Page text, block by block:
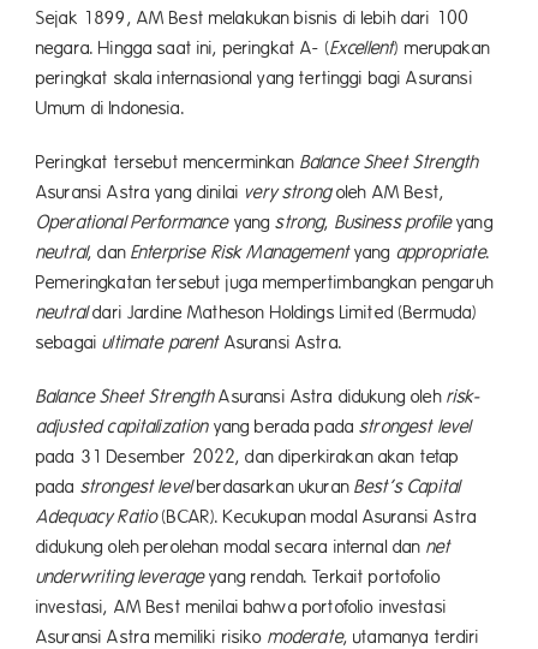
Sejak 1899, AM Best melakukan bisnis di lebih dari 100
negara. Hingga saat ini, peringkat A- (Excellent) merupakan
peringkat skala internasional yang tertinggi bagi Asuransi
Umum di Indonesia.
Peringkat tersebut mencerminkan Balance Sheet Strength
Asuransi Astra yang dinilai very strongoleh AM Best,
Operational Performanceyangstrong, Business profileyang
neutral, dan Enterprise Risk Managementyang appropriate.
Pemeringkatan tersebut juga mempertimbangkan pengaruh
neutraldari Jardine Matheson Holdings Limited (Bermuda)
sebagaiultimate parent Asuransi Astra.
Balance Sheet StrengthAsuransi Astra didukung oleh risk-
adjusted capitalizationyang berada padastrongest level
pada 31 Desember 2022, dan diperkirakan akan tetap
pada strongest levelberdasarkan ukuran Best’s Capital
Adequacy Ratio(BCAR). Kecukupan modal Asuransi Astra
didukung oleh perolehan modal secara internal dan net
underwriting leverageyang rendah. Terkait portofolio
investasi, AM Best menilai bahwa portofolio investasi
Asuransi Astra memiliki risiko moderate, utamanya terdiri